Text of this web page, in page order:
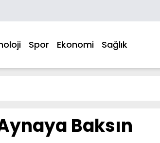
Spor Ekonomi Sağlık
Baksın